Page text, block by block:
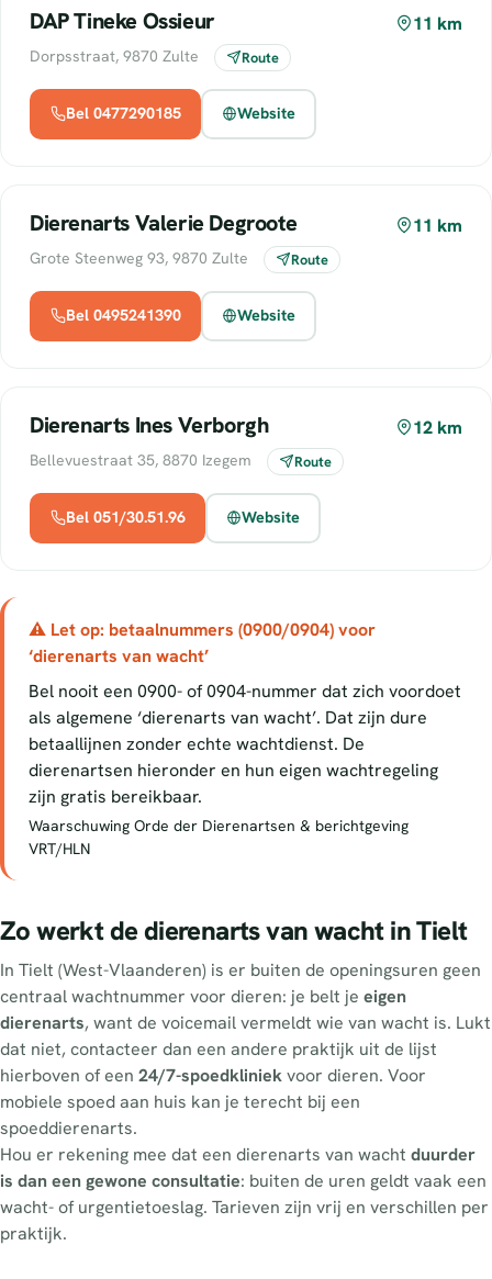
DAP Tineke Ossieur 11 km
Dorpsstraat, 9870 Zulte Route
Bel 0477290185 Website
Dierenarts Valerie Degroote 11 km
Grote Steenweg 93, 9870 Zulte Route
Bel 0495241390 Website
Dierenarts Ines Verborgh 12 km
Bellevuestraat 35, 8870 Izegem Route
Bel 051/30.51.96 Website
⚠ Let op: betaalnummers (0900/0904) voor
‘dierenarts van wacht’
Bel nooit een 0900- of 0904-nummer dat zich voordoet
als algemene ‘dierenarts van wacht’. Dat zijn dure
betaallijnen zonder echte wachtdienst. De
dierenartsen hieronder en hun eigen wachtregeling
zijn gratis bereikbaar.
Waarschuwing Orde der Dierenartsen & berichtgeving
VRT/HLN
Zo werkt de dierenarts van wacht in Tielt
In Tielt (West-Vlaanderen) is er buiten de openingsuren geen
centraal wachtnummer voor dieren: je belt je eigen
dierenarts, want de voicemail vermeldt wie van wacht is. Lukt
dat niet, contacteer dan een andere praktijk uit de lijst
hierboven of een 24/7-spoedkliniekvoor dieren. Voor
mobiele spoed aan huis kan je terecht bij een
spoeddierenarts.
Hou er rekening mee dat een dierenarts van wacht duurder
is dan een gewone consultatie: buiten de uren geldt vaak een
wacht- of urgentietoeslag. Tarieven zijn vrij en verschillen per
praktijk.